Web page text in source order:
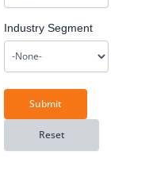
Industry Segment